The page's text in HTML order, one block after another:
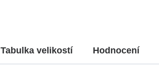
Tabulka velikostí Hodnocení